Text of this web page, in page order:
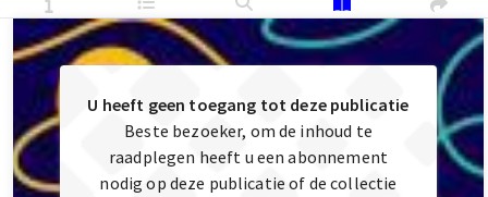
U heeft geen toegang tot deze publicatie
Beste bezoeker, om de inhoud te
raadplegen heeft u een abonnement
nodig op deze publicatie of de collectie